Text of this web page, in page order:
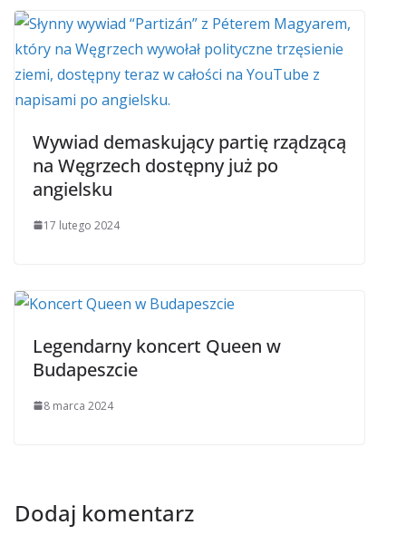
Wywiad demaskujący partię rządzącą
na Węgrzech dostępny już po
angielsku
17 lutego 2024
Legendarny koncert Queen w
Budapeszcie
8 marca 2024
Dodaj komentarz